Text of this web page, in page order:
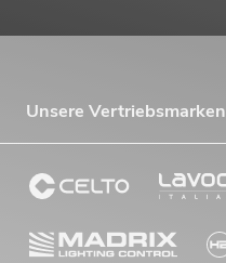
Unsere Vertriebsmarken